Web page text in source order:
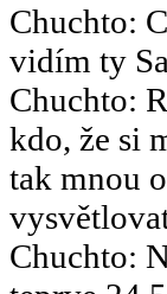
Chuchto:
vidím ty
Chuchto:
kdo, že si
tak mnou
Chuchto: